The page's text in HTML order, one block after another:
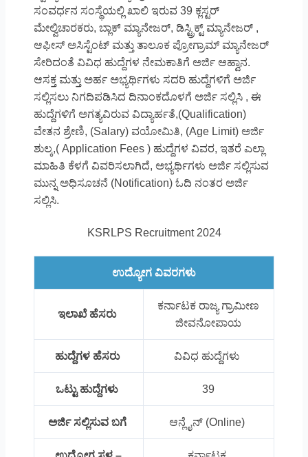
ಸಂವರ್ಧನ ಸಂಸ್ಥೆಯಲ್ಲಿ ಖಾಲಿ ಇರುವ 39 ಕ್ಲಸ್ಟರ್
ಮೇಲ್ವಿಚಾರಕರು, ಬ್ಲಾಕ್ ಮ್ಯಾನೇಜರ್, ಡಿಸ್ಟ್ರಿಕ್ಟ್ ಮ್ಯಾನೇಜರ್ ,
ಆಫೀಸ್ ಅಸಿಸ್ಟೆಂಟ್ ಮತ್ತು ತಾಲೂಕ ಪ್ರೋಗ್ರಾಮ್ ಮ್ಯಾನೇಜರ್
ಸೇರಿದಂತೆ ವಿವಿಧ ಹುದ್ದೆಗಳ ನೇಮಕಾತಿಗೆ ಅರ್ಜಿ ಆಹ್ವಾನ.
ಆಸಕ್ತ ಮತ್ತು ಅರ್ಹ ಅಭ್ಯರ್ಥಿಗಳು ಸದರಿ ಹುದ್ದೆಗಳಿಗೆ ಅರ್ಜಿ
ಸಲ್ಲಿಸಲು ನಿಗದಿಪಡಿಸಿದ ದಿನಾಂಕದೊಳಗೆ ಅರ್ಜಿ ಸಲ್ಲಿಸಿ , ಈ
ಹುದ್ದೆಗಳಿಗೆ ಅಗತ್ಯವಿರುವ ವಿದ್ಯಾರ್ಹತೆ,(Qualification)
ವೇತನ ಶ್ರೇಣಿ, (Salary) ವಯೋಮಿತಿ, (Age Limit) ಅರ್ಜಿ
ಶುಲ್ಕ,( Application Fees ) ಹುದ್ದೆಗಳ ವಿವರ, ಇತರೆ ಎಲ್ಲಾ
ಮಾಹಿತಿ ಕೆಳಗೆ ವಿವರಿಸಲಾಗಿದೆ, ಅಭ್ಯರ್ಥಿಗಳು ಅರ್ಜಿ ಸಲ್ಲಿಸುವ
ಮುನ್ನ ಅಧಿಸೂಚನೆ (Notification) ಓದಿ ನಂತರ ಅರ್ಜಿ
ಸಲ್ಲಿಸಿ.
KSRLPS Recruitment 2024
ಉದ್ಯೋಗ ವಿವರಗಳು
ಇಲಾಖೆ ಹೆಸರು
ಕರ್ನಾಟಕ ರಾಜ್ಯ ಗ್ರಾಮೀಣ
ಜೀವನೋಪಾಯ
ಹುದ್ದೆಗಳ ಹೆಸರು ವಿವಿಧ ಹುದ್ದೆಗಳು
ಒಟ್ಟು ಹುದ್ದೆಗಳು 39
ಅರ್ಜಿ ಸಲ್ಲಿಸುವ ಬಗೆ ಆನ್ಲೈನ್ (Online)